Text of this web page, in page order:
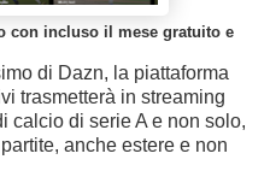
con incluso il mese gratuito e
di Dazn, la piattaforma
trasmetterà in streaming
calcio di serie A e non solo,
anche estere e non